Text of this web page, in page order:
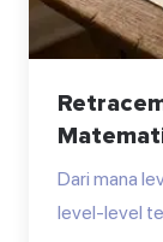
Dari mana
level-level